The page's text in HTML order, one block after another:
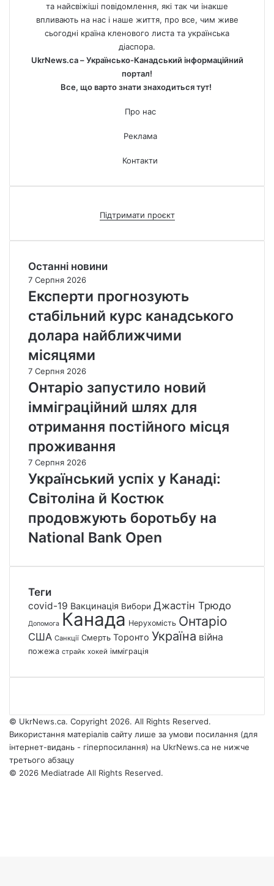
та найсвіжіші повідомлення, які так чи інакше
впливають на нас і наше життя, про все, чим живе
сьогодні країна кленового листа та українська
діаспора.
UkrNews.ca – Українсько-Канадський інформаційний
портал!
Все, що варто знати знаходиться тут!
Про нас
Реклама
Контакти
Підтримати проєкт
Останні новини
7 Серпня 2026
Експерти прогнозують
стабільний курс канадського
долара найближчими
місяцями
7 Серпня 2026
Онтаріо запустило новий
імміграційний шлях для
отримання постійного місця
проживання
7 Серпня 2026
Український успіх у Канаді:
Світоліна й Костюк
продовжують боротьбу на
National Bank Open
Теги
covid-19 Вакцинація Вибори Джастін Трюдо
Допомога Канада Нерухомість Онтаріо
США Санкції Смерть Торонто Україна війна
пожежа страйк хокей імміграція
© UkrNews.ca. Copyright 2026. All Rights Reserved.
Використання матеріалів сайту лише за умови посилання (для
інтернет-видань - гіперпосилання) на UkrNews.ca не нижче
третього абзацу
© 2026 Mediatrade All Rights Reserved.